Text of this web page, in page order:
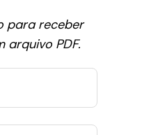
para receber
arquivo PDF.